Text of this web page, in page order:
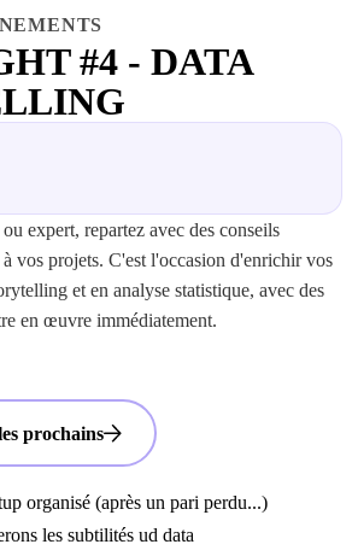
#4 - DATA
expert, repartez avec des conseils
vos projets. C'est l'occasion d'enrichir vos
et en analyse statistique, avec des
en œuvre immédiatement.
prochains
organisé (après un pari perdu...)
les subtilités ud data